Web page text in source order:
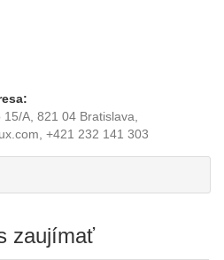
A, 821 04 Bratislava,
+421 232 141 303
zaujímať